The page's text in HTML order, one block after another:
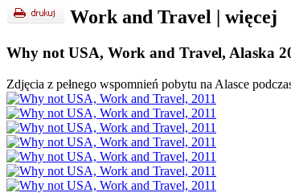
Work and Travel | więcej
Why not USA, Work and Travel, Alaska
Zdjęcia z pełnego wspomnień pobytu na Alasce